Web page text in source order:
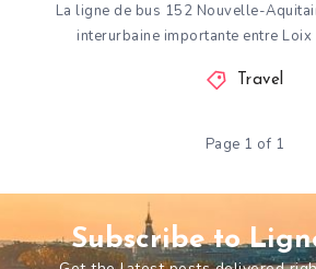
La ligne de bus 152 Nouvelle-
interurbaine importante entre Loix
Travel
Page 1 of 1
Subscribe to